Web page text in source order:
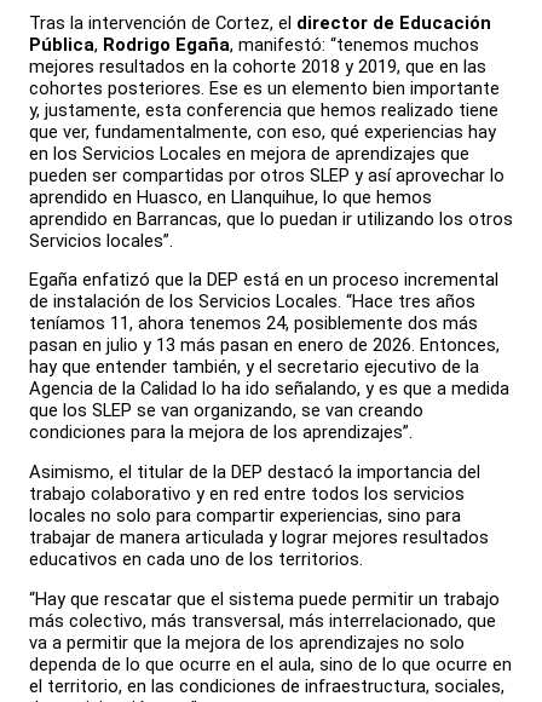
Tras la intervención de Cortez, el director de Educación
Pública, Rodrigo Egaña, manifestó: “tenemos muchos
mejores resultados en la cohorte 2018 y 2019, que en las
cohortes posteriores. Ese es un elemento bien importante
y, justamente, esta conferencia que hemos realizado tiene
que ver, fundamentalmente, con eso, qué experiencias hay
en los Servicios Locales en mejora de aprendizajes que
pueden ser compartidas por otros SLEP y así aprovechar lo
aprendido en Huasco, en Llanquihue, lo que hemos
aprendido en Barrancas, que lo puedan ir utilizando los otros
Servicios locales”.
Egaña enfatizó que la DEP está en un proceso incremental
de instalación de los Servicios Locales. “Hace tres años
teníamos 11, ahora tenemos 24, posiblemente dos más
pasan en julio y 13 más pasan en enero de 2026. Entonces,
hay que entender también, y el secretario ejecutivo de la
Agencia de la Calidad lo ha ido señalando, y es que a medida
que los SLEP se van organizando, se van creando
condiciones para la mejora de los aprendizajes”.
Asimismo, el titular de la DEP destacó la importancia del
trabajo colaborativo y en red entre todos los servicios
locales no solo para compartir experiencias, sino para
trabajar de manera articulada y lograr mejores resultados
educativos en cada uno de los territorios.
“Hay que rescatar que el sistema puede permitir un trabajo
más colectivo, más transversal, más interrelacionado, que
va a permitir que la mejora de los aprendizajes no solo
dependa de lo que ocurre en el aula, sino de lo que ocurre en
el territorio, en las condiciones de infraestructura, sociales,